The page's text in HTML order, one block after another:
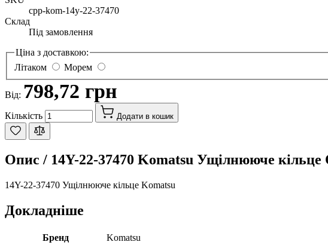
cpp-kom-14y-22-37470
Склад
Під замовлення
Ціна з доставкою:
Літаком
Морем
Від: 798,72 грн
Кількість Додати в кошик
Опис / 14Y-22-37470 Komatsu Ущілнююче кільце
14Y-22-37470 Ущілнююче кільце Komatsu
Докладніше
Бренд
Komatsu